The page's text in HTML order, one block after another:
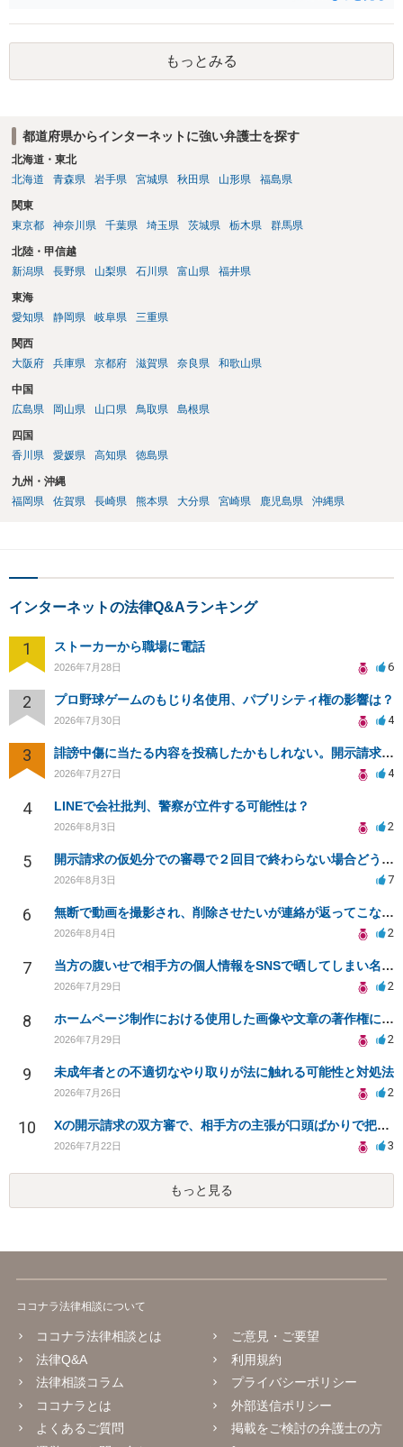
に個別に相談されると良いでしょう。
もっとみる
都道府県からインターネットに強い弁護士を探す
北海道・東北
北海道
青森県 岩手県 宮城県 秋田県 山形県 福島県
関東
東京都
神奈川県 千葉県 埼玉県 茨城県 栃木県 群馬県
北陸・甲信越
新潟県
長野県 山梨県 石川県 富山県 福井県
東海
愛知県
静岡県 岐阜県 三重県
関西
大阪府
兵庫県 京都府 滋賀県 奈良県 和歌山県
中国
広島県
岡山県 山口県 鳥取県 島根県
四国
香川県
愛媛県 高知県 徳島県
九州・沖縄
福岡県
佐賀県 長崎県 熊本県 大分県 宮崎県 鹿児島県 沖縄県
インターネットの法律Q&Aランキング
1 ストーカーから職場に電話
2026年7月28日 6
2 プロ野球ゲームのもじり名使用、パブリシティ権の影響は？
2026年7月30日 4
3 誹謗中傷に当たる内容を投稿したかもしれない。開示請求や民事刑事裁判に発展しうるのか教えて欲しい。
2026年7月27日 4
4 LINEで会社批判、警察が立件する可能性は？
2026年8月3日 2
5 開示請求の仮処分での審尋で２回目で終わらない場合どうしたらいいですか
2026年8月3日 7
6 無断で動画を撮影され、削除させたいが連絡が返ってこない。
2026年8月4日 2
7 当方の腹いせで相手方の個人情報をSNSで晒してしまい名誉毀損させてしまったかもしれない
2026年7月29日 2
8 ホームページ制作における使用した画像や文章の著作権について
2026年7月29日 2
9 未成年者との不適切なやり取りが法に触れる可能性と対処法
2026年7月26日 2
10 Xの開示請求の双方審で、相手方の主張が口頭ばかりで把握しきれません
2026年7月22日 3
もっと見る
ココナラ法律相談について
ココナラ法律相談とは
法律Q&A
法律相談コラム
ココナラとは
よくあるご質問
ご意見・ご要望
利用規約
プライバシーポリシー
外部送信ポリシー
掲載をご検討の弁護士の方